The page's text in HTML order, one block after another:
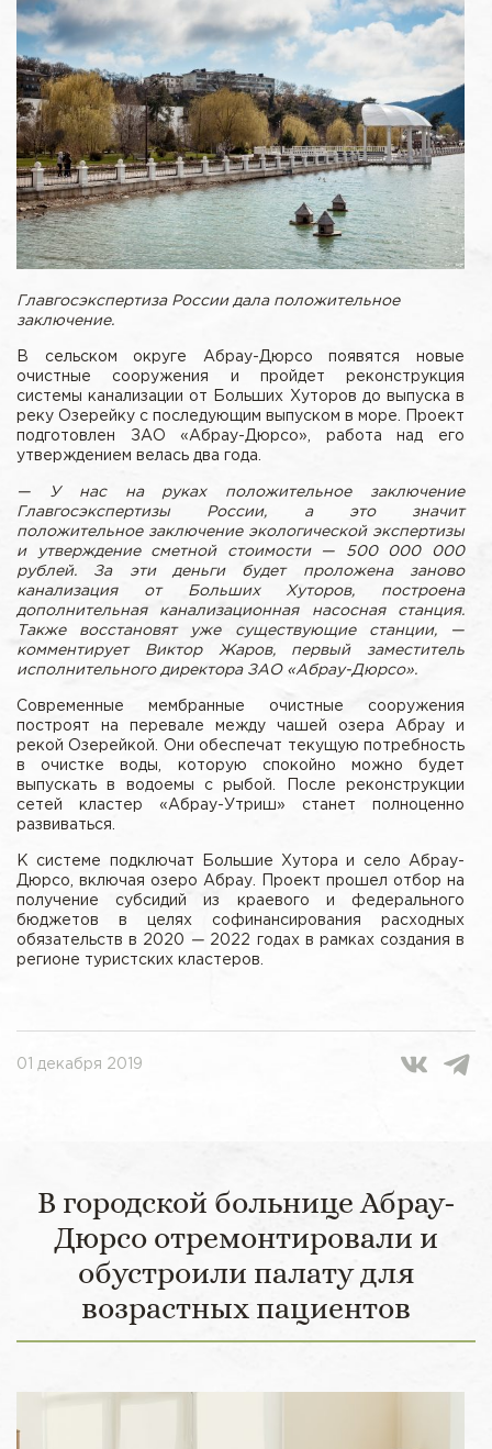
Главгосэкспертиза России дала положительное
заключение.
В сельском округе Абрау-Дюрсо появятся новые
очистные сооружения и пройдет реконструкция
системы канализации от Больших Хуторов до выпуска в
реку Озерейку с последующим выпуском в море. Проект
подготовлен ЗАО «Абрау-Дюрсо», работа над его
утверждением велась два года.
— У нас на руках положительное заключение
Главгосэкспертизы России, а это значит
положительное заключение экологической экспертизы
и утверждение сметной стоимости — 500 000 000
рублей. За эти деньги будет проложена заново
канализация от Больших Хуторов, построена
дополнительная канализационная насосная станция.
Также восстановят уже существующие станции, —
комментирует Виктор Жаров, первый заместитель
исполнительного директора ЗАО «Абрау-Дюрсо».
Современные мембранные очистные сооружения
построят на перевале между чашей озера Абрау и
рекой Озерейкой. Они обеспечат текущую потребность
в очистке воды, которую спокойно можно будет
выпускать в водоемы с рыбой. После реконструкции
сетей кластер «Абрау-Утриш» станет полноценно
развиваться.
К системе подключат Большие Хутора и село Абрау-
Дюрсо, включая озеро Абрау. Проект прошел отбор на
получение субсидий из краевого и федерального
бюджетов в целях софинансирования расходных
обязательств в 2020
— 2022 годах в рамках создания в
регионе туристских кластеров.
01 декабря 2019
В городской больнице Абрау-
Дюрсо отремонтировали и
обустроили палату для
возрастных пациентов